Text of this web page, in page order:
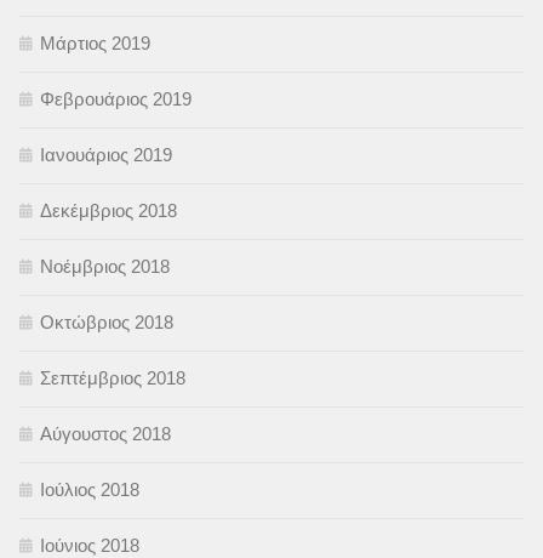
Μάρτιος 2019
Φεβρουάριος 2019
Ιανουάριος 2019
Δεκέμβριος 2018
Νοέμβριος 2018
Οκτώβριος 2018
Σεπτέμβριος 2018
Αύγουστος 2018
Ιούλιος 2018
Ιούνιος 2018